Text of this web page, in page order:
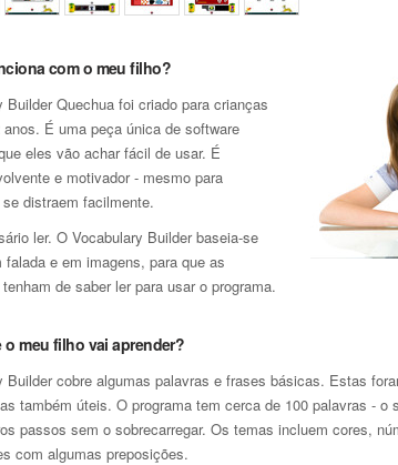
com o meu filho?
Builder Quechua foi criado para crianças
É uma peça única de software
eles vão achar fácil de usar. É
e motivador - mesmo para
distraem facilmente.
ler. O Vocabulary Builder baseia-se
falada e em imagens, para que as
de saber ler para usar o programa.
o meu filho vai aprender?
Builder cobre algumas palavras e frases básicas. Estas
também úteis. O programa tem cerca de 100 palavras - o
passos sem o sobrecarregar. Os temas incluem cores,
com algumas preposições.